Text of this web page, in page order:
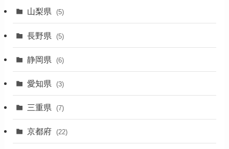
(1)
(5)
(11)
(4)
山梨県 (5)
長野県 (5)
静岡県 (6)
愛知県 (3)
三重県 (7)
京都府 (22)